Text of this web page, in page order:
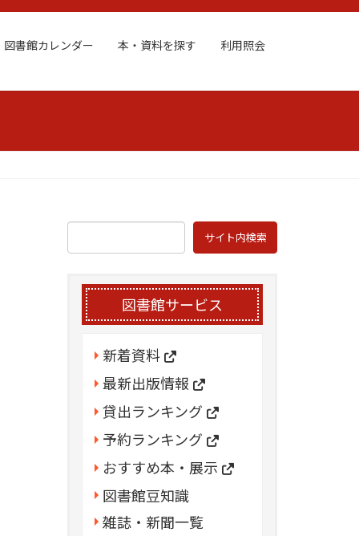
図書館カレンダー 本・資料を探す 利用照会
図書館サービス
新着資料
最新出版情報
貸出ランキング
予約ランキング
おすすめ本・展示
図書館豆知識
雑誌・新聞一覧